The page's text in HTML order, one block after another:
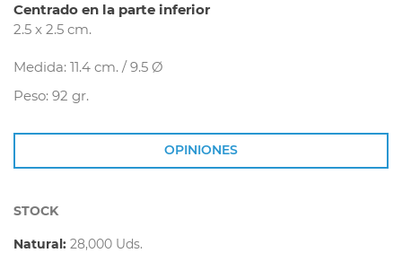
Centrado en la parte inferior
2.5 x 2.5 cm.
Medida: 11.4 cm. / 9.5 Ø
Peso: 92 gr.
OPINIONES
STOCK
Natural: 28,000 Uds.